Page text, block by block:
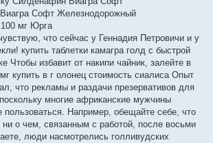
Софт Железнодорожный
мг Юрга
что сейчас у Геннадия Петровичи и у
купить таблетки камагра голд с быстрой
Чтобы избавит от накипи чайник, залейте в
купить в г олонец стоимость сиалиса Опыт
что рекламы и раздачи презервативов для
многие африканские мужчины
пользоваться. Например, обещайте себе, что
о чем, связанным с работой, после восьми
люди насмотрелись голливудских